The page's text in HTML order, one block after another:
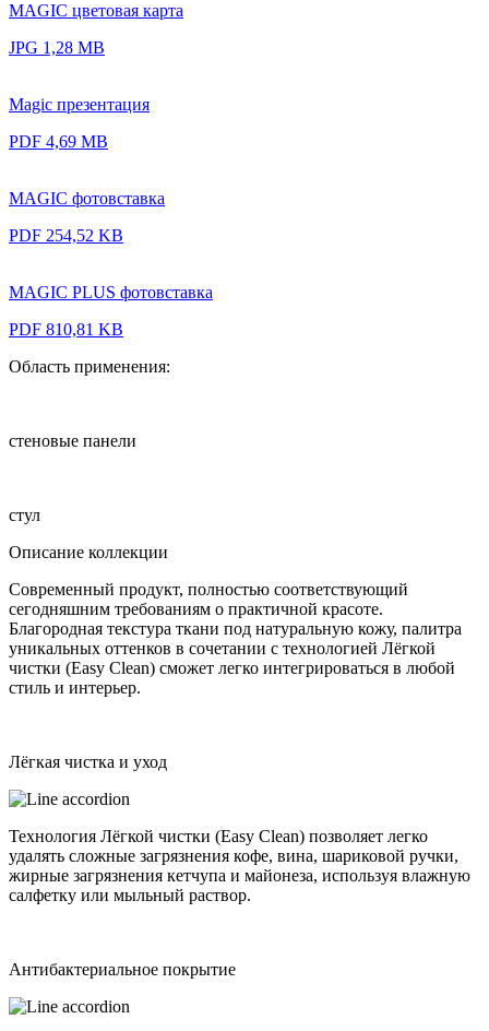
MAGIC цветовая карта
JPG 1,28 MB
Magic презентация
PDF 4,69 MB
MAGIC фотовставка
PDF 254,52 KB
MAGIC PLUS фотовставка
PDF 810,81 KB
Область применения:
стеновые панели
стул
Описание коллекции
Современный продукт, полностью соответствующий
сегодняшним требованиям о практичной красоте.
Благородная текстура ткани под натуральную кожу, палитра
уникальных оттенков в сочетании с технологией Лёгкой
чистки (Easy Clean) сможет легко интегрироваться в любой
стиль и интерьер.
Лёгкая чистка и уход
Технология Лёгкой чистки (Easy Clean) позволяет легко
удалять сложные загрязнения кофе, вина, шариковой ручки,
жирные загрязнения кетчупа и майонеза, используя влажную
салфетку или мыльный раствор.
Антибактериальное покрытие